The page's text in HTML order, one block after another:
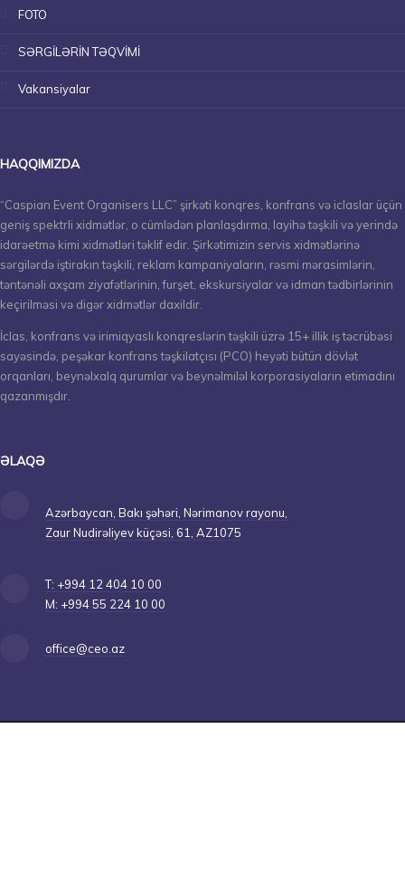
FOTO
SƏRGİLƏRİN TƏQVİMİ
Vakansiyalar
HAQQIMIZDA
“Caspian Event Organisers LLC” şirkəti konqres, konfrans və iclaslar üçün
geniş spektrli xidmətlər, o cümlədən planlaşdırma, layihə təşkili və yerində
idarəetmə kimi xidmətləri təklif edir. Şirkətimizin servis xidmətlərinə
sərgilərdə iştirakın təşkili, reklam kampaniyaların, rəsmi mərasimlərin,
təntənəli axşam ziyafətlərinin, furşet, ekskursiyalar və idman tədbirlərinin
keçirilməsi və digər xidmətlər daxildir.
İclas, konfrans və irimiqyaslı konqreslərin təşkili üzrə 15+ illik iş təcrübəsi
sayəsində, peşəkar konfrans təşkilatçısı (PCO) heyəti bütün dövlət
orqanları, beynəlxalq qurumlar və beynəlmiləl korporasiyaların etimadını
qazanmışdır.
ƏLAQƏ
Azərbaycan, Bakı şəhəri, Nərimanov rayonu,
Zaur Nudirəliyev küçəsi, 61, AZ1075
T: +994 12 404 10 00
M: +994 55 224 10 00
office@ceo.az